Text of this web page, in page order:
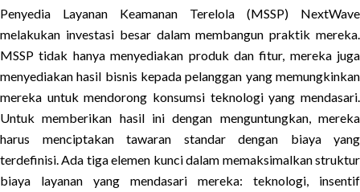
Penyedia Layanan Keamanan Terelola (MSSP) NextWave
melakukan investasi besar dalam membangun praktik mereka.
MSSP tidak hanya menyediakan produk dan fitur, mereka juga
menyediakan hasil bisnis kepada pelanggan yang memungkinkan
mereka untuk mendorong konsumsi teknologi yang mendasari.
Untuk memberikan hasil ini dengan menguntungkan, mereka
harus menciptakan tawaran standar dengan biaya yang
terdefinisi. Ada tiga elemen kunci dalam memaksimalkan struktur
biaya layanan yang mendasari mereka: teknologi, insentif